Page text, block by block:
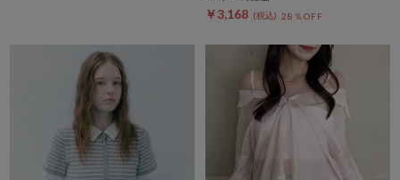
￥3,168 28％OFF